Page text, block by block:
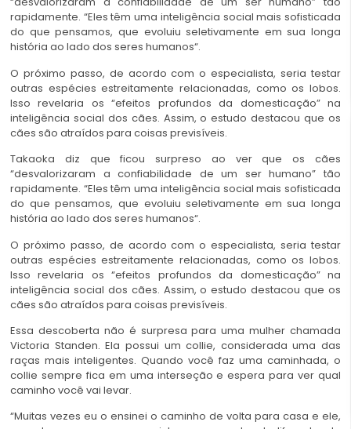
rapidamente. “Eles têm uma inteligência social mais sofisticada
do que pensamos, que evoluiu seletivamente em sua longa
história ao lado dos seres humanos“.
O próximo passo, de acordo com o especialista, seria testar
outras espécies estreitamente relacionadas, como os lobos.
Isso revelaria os “efeitos profundos da domesticação” na
inteligência social dos cães. Assim, o estudo destacou que os
cães são atraídos para coisas previsíveis.
Takaoka diz que ficou surpreso ao ver que os cães
“desvalorizaram a confiabilidade de um ser humano” tão
rapidamente. “Eles têm uma inteligência social mais sofisticada
do que pensamos, que evoluiu seletivamente em sua longa
história ao lado dos seres humanos“.
O próximo passo, de acordo com o especialista, seria testar
outras espécies estreitamente relacionadas, como os lobos.
Isso revelaria os “efeitos profundos da domesticação” na
inteligência social dos cães. Assim, o estudo destacou que os
cães são atraídos para coisas previsíveis.
Essa descoberta não é surpresa para uma mulher chamada
Victoria Standen. Ela possui um collie, considerada uma das
raças mais inteligentes. Quando você faz uma caminhada, o
collie sempre fica em uma interseção e espera para ver qual
caminho você vai levar.
“Muitas vezes eu o ensinei o caminho de volta para casa e ele,